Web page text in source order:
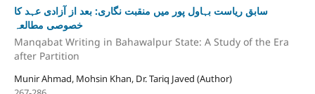
سابق ریاست بہاول پور میں منقبت نگاری: بعد از آزادی عہد کا
خصوصی مطالعہ
Manqabat Writing in Bahawalpur State: A Study of the Era
after Partition
Munir Ahmad, Mohsin Khan, Dr. Tariq Javed (Author)